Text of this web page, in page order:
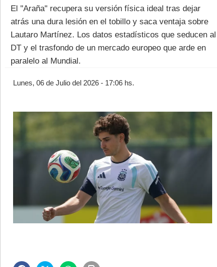
©2007/2026
El "Araña" recupera su versión física ideal tras dejar
atrás una dura lesión en el tobillo y saca ventaja sobre
Lautaro Martínez. Los datos estadísticos que seducen al
DT y el trasfondo de un mercado europeo que arde en
paralelo al Mundial.
Lunes, 06 de Julio del 2026 - 17:06 hs.